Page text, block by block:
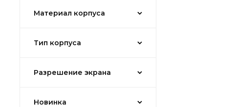
Материал корпуса
Тип корпуса
Разрешение экрана
Новинка